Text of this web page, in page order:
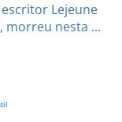
Lejeune
morreu nesta ...